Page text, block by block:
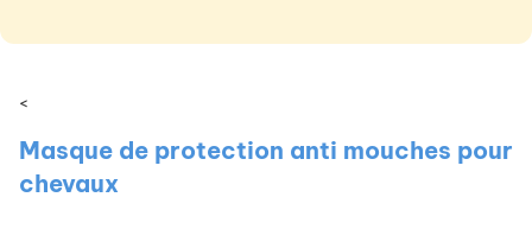
<
Masque de protection anti mouches pour
chevaux